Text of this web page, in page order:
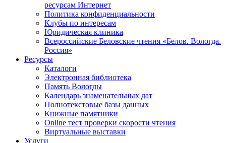
ресурсам Интернет
Политика конфиденциальности
Клубы по интересам
Юридическая клиника
Всероссийские Беловские чтения «Белов. Вологда.
Россия»
Ресурсы
Каталоги
Электронная библиотека
Память Вологды
Календарь знаменательных дат
Полнотекстовые базы данных
Книжные памятники
Online тест проверки скорости чтения
Виртуальные выставки
Услуги